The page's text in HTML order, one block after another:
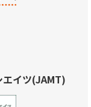
エイツ(JAMT)